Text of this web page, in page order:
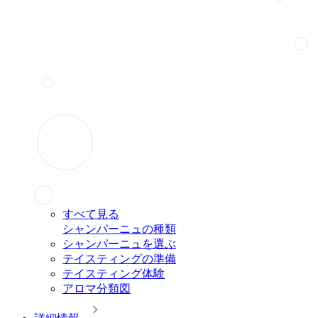
すべて見る
シャンパーニュの種類
シャンパーニュを選ぶ
テイスティングの準備
テイスティング体験
アロマ分類図